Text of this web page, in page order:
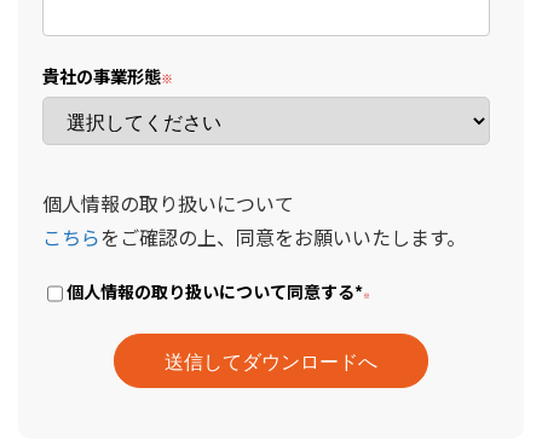
貴社の事業形態
個人情報の取り扱いについて
こちらをご確認の上、同意をお願いいたします。
個人情報の取り扱いについて同意する*